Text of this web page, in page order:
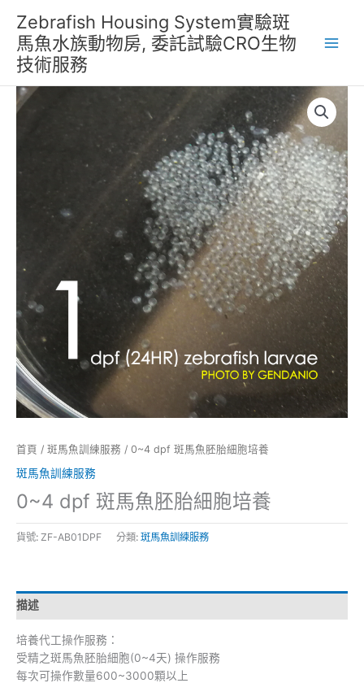
Zebrafish Housing System實驗斑
馬魚水族動物房, 委託試驗CRO生物
技術服務
首頁 / 斑馬魚訓練服務 / 0~4 dpf 斑馬魚胚胎細胞培養
斑馬魚訓練服務
0~4 dpf 斑馬魚胚胎細胞培養
貨號: ZF-AB01DPF 分類: 斑馬魚訓練服務
描述
培養代工操作服務：
受精之斑馬魚胚胎細胞(0~4天) 操作服務
每次可操作數量600~3000顆以上